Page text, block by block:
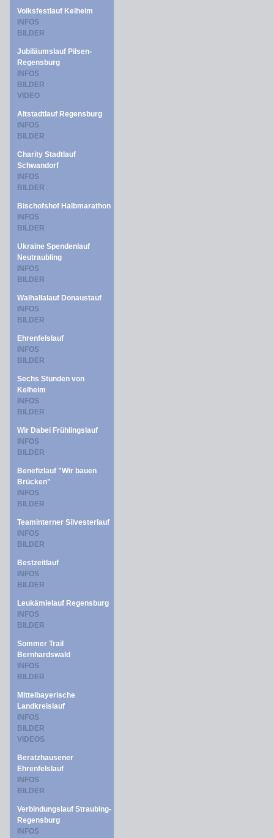
Volksfestlauf Kelheim
INFOS
BILDER
Jubiläumslauf Pilsen-
Regensburg
INFOS
BILDER
VIDEO
Altstadtlauf Regensburg
INFOS
BILDER
Charity Stadtlauf
Schwandorf
INFOS
BILDER
Bischofshof Halbmarathon
INFOS
BILDER
Ukraine Spendenlauf
Neutraubling
INFOS
BILDER
Walhallalauf Donaustauf
INFOS
BILDER
Ehrenfelslauf
INFOS
BILDER
Sechs Stunden von
Kelheim
INFOS
BILDER
Wir Dabei Frühlingslauf
INFOS
BILDER
Benefizlauf "Wir bauen
Brücken"
INFOS
BILDER
Teaminterner Silvesterlauf
INFOS
BILDER
Bestzeitlauf
INFOS
BILDER
Leukämielauf Regensburg
INFOS
BILDER
Sommer Trail
Bernhardswald
INFOS
BILDER
Mittelbayerische
Landkreislauf
INFOS
BILDER
VIDEOS
Beratzhausener
Ehrenfelslauf
INFOS
BILDER
Verbindungslauf Straubing-
Regensburg
INFOS